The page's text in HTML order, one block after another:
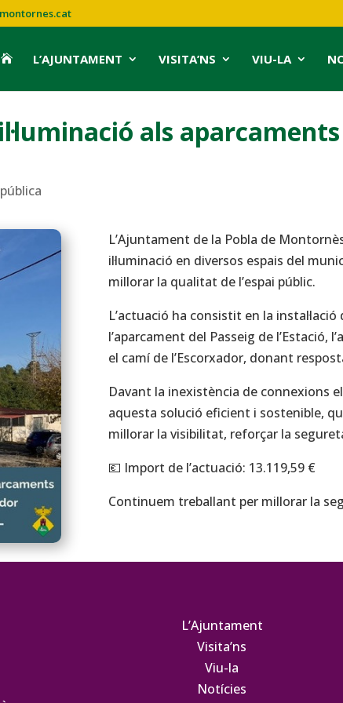
 L’AJUNTAMENT VISITA’NS VIU-LA
als
L’Ajuntament de la Pobla de
il·luminació en diversos espais del
millorar la qualitat de l’espai públic.
L’actuació ha consistit en la
l’aparcament del Passeig de l’Estació,
el camí de l’Escorxador, donant
Davant la inexistència de connexions
aquesta solució eficient i sostenible,
millorar la visibilitat, reforçar la
💶 Import de l’actuació: 13.119,59 €
Continuem treballant per millorar la
L’Ajuntament
Visita’ns
Viu-la
Notícies